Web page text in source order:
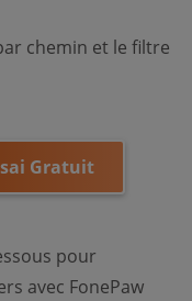
chemin et le filtre
Gratuit
pour
avec FonePaw